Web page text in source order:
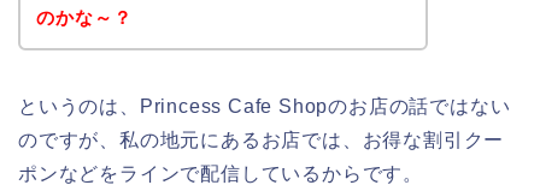
のかな～？
というのは、Princess Cafe Shopのお店の話ではない
のですが、私の地元にあるお店では、お得な割引クー
ポンなどをラインで配信しているからです。